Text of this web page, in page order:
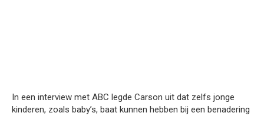
In een interview met ABC legde Carson uit dat zelfs jonge
kinderen, zoals baby’s, baat kunnen hebben bij een benadering